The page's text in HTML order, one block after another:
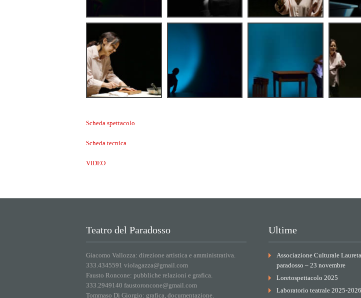
Scheda spettacolo
Scheda tecnica
VIDEO
Teatro del Paradosso
Giacomo Vallozza: direzione artistica e amministrativa.
333.4345591 violagazza@gmail.com
Fausto Roncone: pubbliche relazioni e grafica.
333.2949140 faustoroncone@gmail.com
Tommaso Di Giorgio: grafica, documentazione.
Ultime
Associazione Culturale
paradosso – 23 novembre
Loretospettacolo 2025
Laboratorio teatrale 2025-2026